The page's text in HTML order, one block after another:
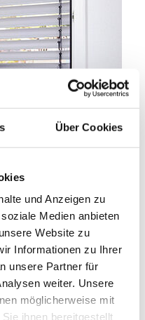
Über Cookies
und Anzeigen zu
Medien anbieten
Website zu
Informationen zu Ihrer
unsere Partner für
weiter. Unsere
möglicherweise mit
ihnen bereitgestellt
SecuKit.
Markisen sind wahre
und Sichtschutz, und
haben sogar eine